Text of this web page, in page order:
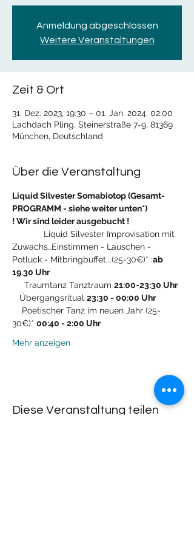
Anmeldung abgeschlossen
Weitere Veranstaltungen
Zeit & Ort
31. Dez. 2023, 19:30 – 01. Jan. 2024, 02:00
Lachdach Pling, Steinerstraße 7-9, 81369
München, Deutschland
Über die Veranstaltung
Liquid Silvester Somabiotop (Gesamt-
PROGRAMM - siehe weiter unten*)
! Wir sind leider ausgebucht !
Zuwachs…Einstimmen - Lauschen -
Potluck - Mitbringbuffet...(25-30€)* :ab
19.30 Uhr
Traumtanz Tanztraum 21:00-23:30 Uhr
Übergangsritual 23:30 - 00:00 Uhr
Poetischer Tanz im neuen Jahr (25-
30€)* 00:40 - 2:00 Uhr
Mehr anzeigen
Diese Veranstaltung teilen